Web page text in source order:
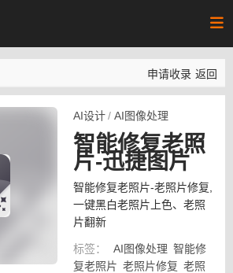
申请收录 返回
AI设计/ AI图像处理
智能修复老照
片-迅捷图片
智能修复老照片-老照片修复,
一键黑白老照片上色、老照
片翻新
标签： AI图像处理 智能修
复老照片 老照片修复 老照